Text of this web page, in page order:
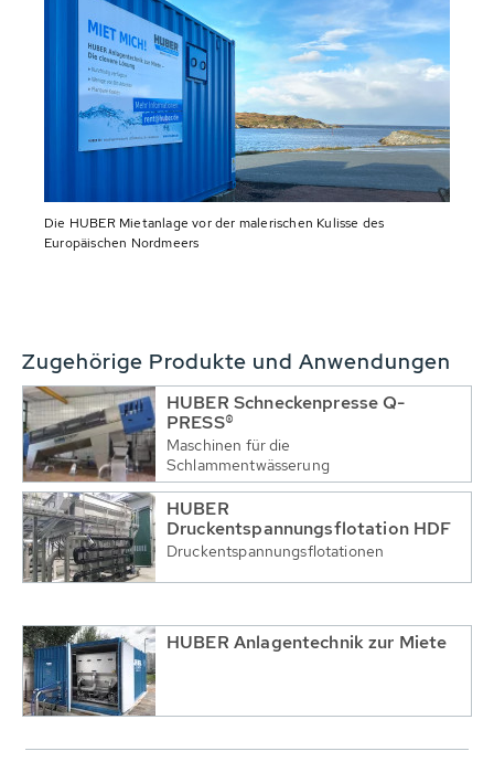
Die HUBER Mietanlage vor der malerischen Kulisse des
Europäischen Nordmeers
Zugehörige Produkte und Anwendungen
HUBER Schneckenpresse Q-
PRESS®
Maschinen für die
Schlammentwässerung
HUBER
Druckentspannungsflotation HDF
Druckentspannungsflotationen
HUBER Anlagentechnik zur Miete